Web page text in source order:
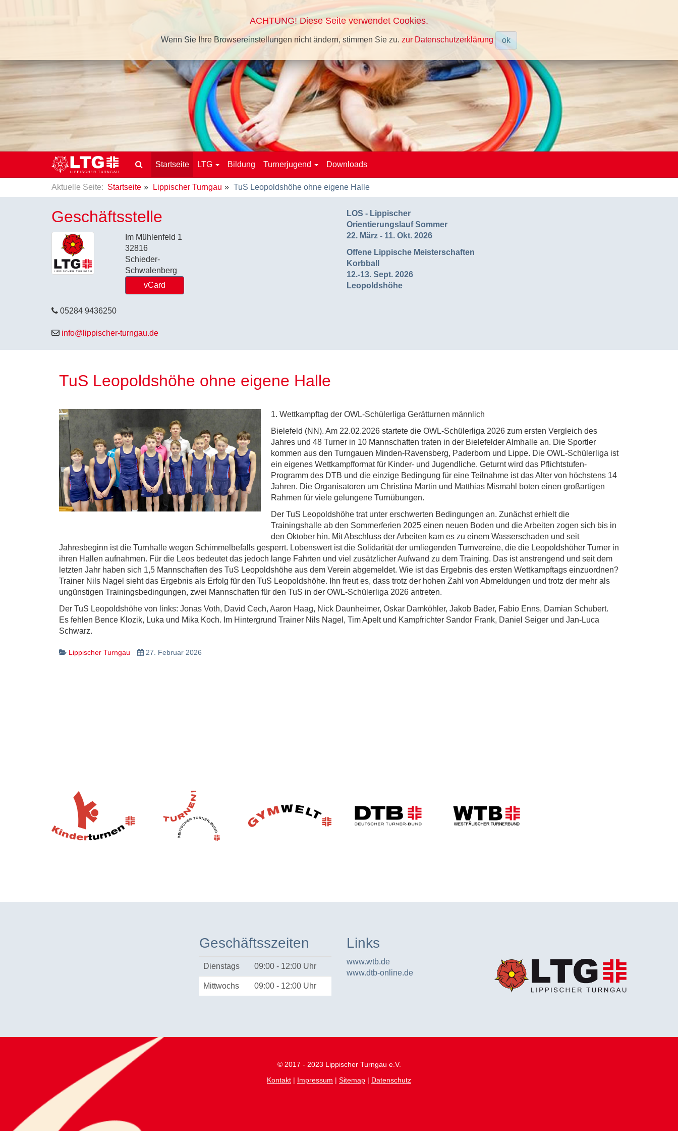
ACHTUNG! Diese Seite verwendet Cookies.
Wenn Sie Ihre Browsereinstellungen nicht ändern, stimmen Sie zu. zur Datenschutzerklärung ok
Startseite LTG Bildung Turnerjugend Downloads
Aktuelle Seite: Startseite Lippischer Turngau TuS Leopoldshöhe ohne eigene Halle
Geschäftsstelle
Im Mühlenfeld 1
32816
Schieder-
Schwalenberg
vCard
05284 9436250
info@lippischer-turngau.de
LOS - Lippischer
Orientierungslauf Sommer
22. März - 11. Okt. 2026
Offene Lippische Meisterschaften
Korbball
12.-13. Sept. 2026
Leopoldshöhe
TuS Leopoldshöhe ohne eigene Halle
1. Wettkampftag der OWL-Schülerliga Gerätturnen männlich
Bielefeld (NN). Am 22.02.2026 startete die OWL-Schülerliga 2026 zum ersten Vergleich des
Jahres und 48 Turner in 10 Mannschaften traten in der Bielefelder Almhalle an. Die Sportler
kommen aus den Turngauen Minden-Ravensberg, Paderborn und Lippe. Die OWL-Schülerliga ist
ein eigenes Wettkampfformat für Kinder- und Jugendliche. Geturnt wird das Pflichtstufen-
Programm des DTB und die einzige Bedingung für eine Teilnahme ist das Alter von höchstens 14
Jahren. Die Organisatoren um Christina Martin und Matthias Mismahl boten einen großartigen
Rahmen für viele gelungene Turnübungen.
Der TuS Leopoldshöhe trat unter erschwerten Bedingungen an. Zunächst erhielt die
Trainingshalle ab den Sommerferien 2025 einen neuen Boden und die Arbeiten zogen sich bis in
den Oktober hin. Mit Abschluss der Arbeiten kam es zu einem Wasserschaden und seit
Jahresbeginn ist die Turnhalle wegen Schimmelbefalls gesperrt. Lobenswert ist die Solidarität der umliegenden Turnvereine, die die Leopoldshöher Turner in
ihren Hallen aufnahmen. Für die Leos bedeutet das jedoch lange Fahrten und viel zusätzlicher Aufwand zu dem Training. Das ist anstrengend und seit dem
letzten Jahr haben sich 1,5 Mannschaften des TuS Leopoldshöhe aus dem Verein abgemeldet. Wie ist das Ergebnis des ersten Wettkampftags einzuordnen?
Trainer Nils Nagel sieht das Ergebnis als Erfolg für den TuS Leopoldshöhe. Ihn freut es, dass trotz der hohen Zahl von Abmeldungen und trotz der mehr als
ungünstigen Trainingsbedingungen, zwei Mannschaften für den TuS in der OWL-Schülerliga 2026 antreten.
Der TuS Leopoldshöhe von links: Jonas Voth, David Cech, Aaron Haag, Nick Daunheimer, Oskar Damköhler, Jakob Bader, Fabio Enns, Damian Schubert.
Es fehlen Bence Klozik, Luka und Mika Koch. Im Hintergrund Trainer Nils Nagel, Tim Apelt und Kampfrichter Sandor Frank, Daniel Seiger und Jan-Luca
Schwarz.
Lippischer Turngau 27. Februar 2026
Geschäftsszeiten
Dienstags 09:00 - 12:00 Uhr
Mittwochs 09:00 - 12:00 Uhr
Links
www.wtb.de
www.dtb-online.de
© 2017 - 2023 Lippischer Turngau e.V.
Kontakt | Impressum | Sitemap | Datenschutz